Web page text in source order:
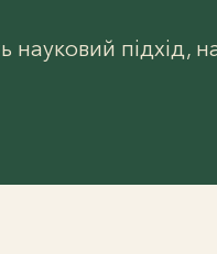
підхід,